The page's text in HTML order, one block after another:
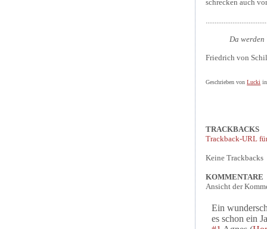
schrecken auch
Da werden
Friedrich von
Geschrieben vonLucki
TRACKBACKS
Trackback-URL
Keine Trackbacks
KOMMENTARE
Ansicht der
Ein
es schon ein